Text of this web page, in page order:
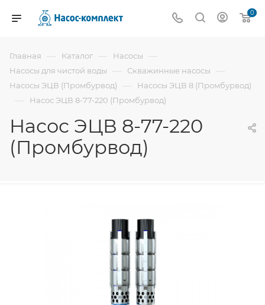
0
Главная — Каталог — Насосы —
Насосы для чистой воды — Скважинные насосы —
Насосы ЭЦВ (Промбурвод) — Насосы ЭЦВ 8 (Промбурвод)
— Насос ЭЦВ 8-77-220 (Промбурвод)
Насос ЭЦВ 8-77-220
(Промбурвод)